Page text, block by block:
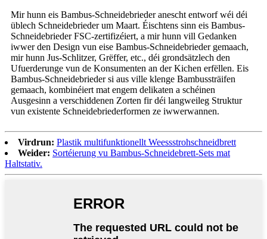
Mir hunn eis Bambus-Schneidebrieder anescht entworf wéi déi
üblech Schneidebrieder um Maart. Éischtens sinn eis Bambus-
Schneidebrieder FSC-zertifizéiert, a mir hunn vill Gedanken
iwwer den Design vun eise Bambus-Schneidebrieder gemaach,
mir hunn Jus-Schlitzer, Grëffer, etc., déi grondsätzlech den
Ufuerderunge vun de Konsumenten an der Kichen erfëllen. Eis
Bambus-Schneidebrieder si aus ville klenge Bambussträifen
gemaach, kombinéiert mat engem delikaten a schéinen
Ausgesinn a verschiddenen Zorten fir déi langweileg Struktur
vun existente Schneidebriederformen ze iwwerwannen.
Virdrun: Plastik multifunktionellt Weessstrohschneidbrett
Weider: Sortéierung vu Bambus-Schneidebrett-Sets mat
Haltstativ.